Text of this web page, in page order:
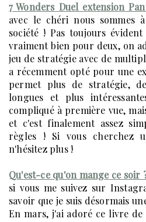
7 Wonders Duel extension
avec le chéri nous sommes
société ! Pas toujours
vraiment bien pour deux, on
jeu de stratégie avec de
a récemment opté pour une
permet plus de stratégie,
longues et plus
compliqué à première vue,
et c'est finalement assez
règles ! Si vous cherchez
n'hésitez plus !
Qu'est-ce qu'on mange ce soir
si vous me suivez sur
savoir que je suis désormais
En mars, j'ai adoré ce livre